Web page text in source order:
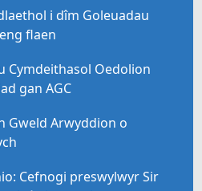
i dîm Goleuadau
flaen
Cymdeithasol Oedolion
gan AGC
Gweld Arwyddion o
Cefnogi preswylwyr Sir